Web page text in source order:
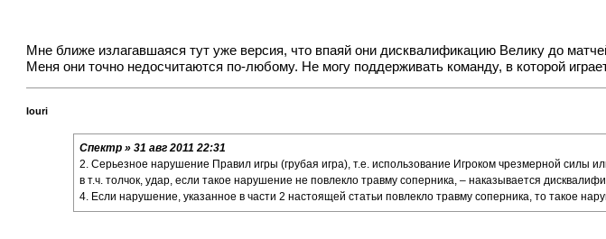
Мне ближе излагавшаяся тут уже версия, что впаяй они дисквалификацию Велику до
Меня они точно недосчитаются по-любому. Не могу поддерживать команду, в которой
Iouri
Спектр » 31 авг 2011 22:31
2. Серьезное нарушение Правил игры (грубая игра), т.е. использование Игроком чрезмерной силы
в т.ч. толчок, удар, если такое нарушение не повлекло травму соперника, – наказывается
4. Если нарушение, указанное в части 2 настоящей статьи повлекло травму соперника, то такое